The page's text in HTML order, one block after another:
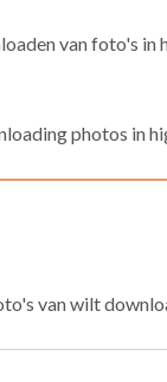
van foto's in
photos in
van wilt